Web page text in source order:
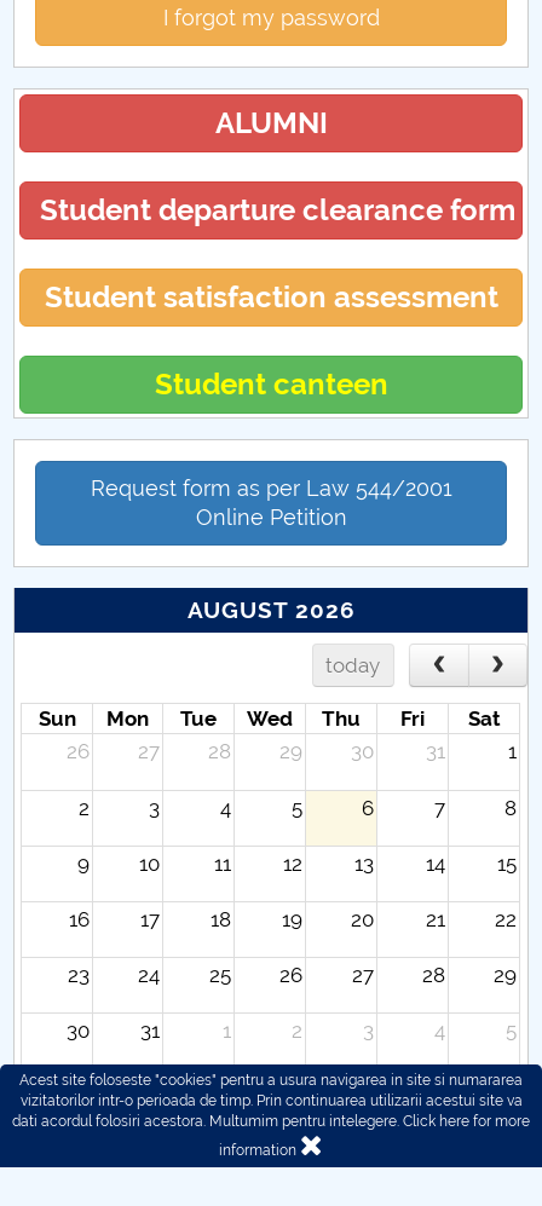
I forgot my password
ALUMNI
Student departure clearance form
Student satisfaction assessment
Student canteen
Request form as per Law 544/2001
Online Petition
AUGUST 2026
today
Sun Mon Tue Wed Thu Fri
Sat
26
27 28 29 30 31 1
2 3 4 5 6 7 8
9 10 11 12 13 14 15
16 17 18 19 20 21 22
23 24 25 26 27 28 29
30 31 1 2 3 4 5
Acest site foloseste "cookies" pentru a usura navigarea in site si numararea
vizitatorilor intr-o perioada de timp. Prin continuarea utilizarii acestui site va
dati acordul folosiri acestora. Multumim pentru intelegere. Click here for more
information